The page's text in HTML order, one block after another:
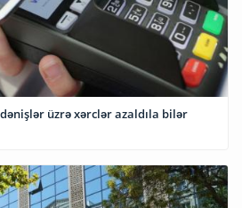
üzrə xərclər azaldıla bilər